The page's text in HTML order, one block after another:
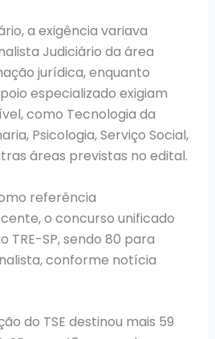
a exigência variava
Judiciário da área
jurídica, enquanto
especializado exigiam
como Tecnologia da
Psicologia, Serviço Social,
áreas previstas no edital.
referência
o concurso unificado
TRE-SP, sendo 80 para
conforme notícia
do TSE destinou mais 59